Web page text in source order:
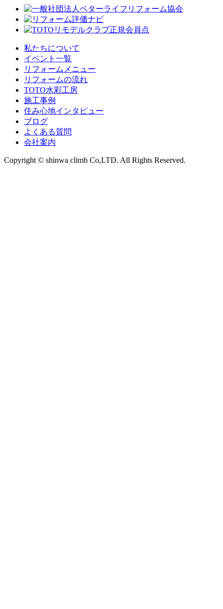
私たちについて
イベント一覧
リフォームメニュー
リフォームの流れ
TOTO水彩工房
施工事例
住み心地インタビュー
ブログ
よくある質問
会社案内
Copyright © shinwa climb Co,LTD. All Rights Reserved.